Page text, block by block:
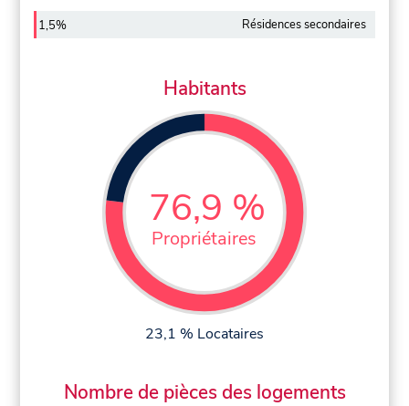
1,5% Résidences secondaires
Habitants
76,9 %
Propriétaires
23,1 % Locataires
Nombre de pièces des logements